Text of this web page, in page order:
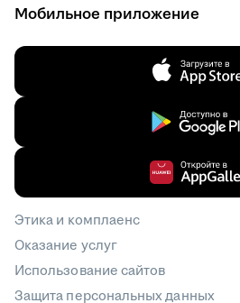
Мобильное приложение
Этика и комплаенс
Оказание услуг
Использование сайтов
Защита персональных данных